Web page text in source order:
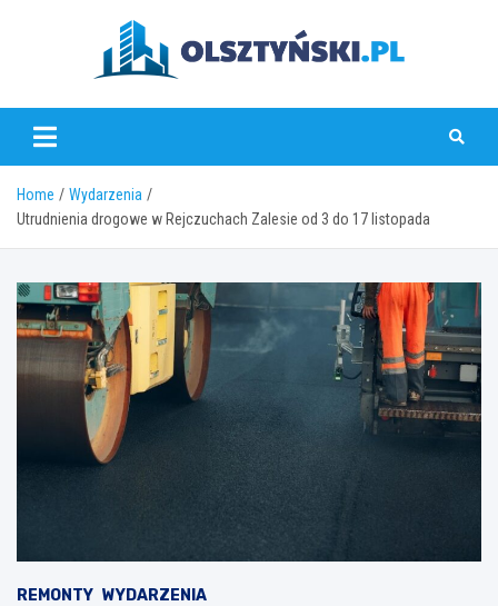
olsztynski.pl
Home
Wydarzenia
Utrudnienia drogowe w Rejczuchach Zalesie od 3 do 17 listopada
REMONTY WYDARZENIA